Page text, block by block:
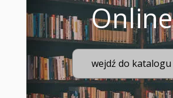
Online
wejdź do katalogu